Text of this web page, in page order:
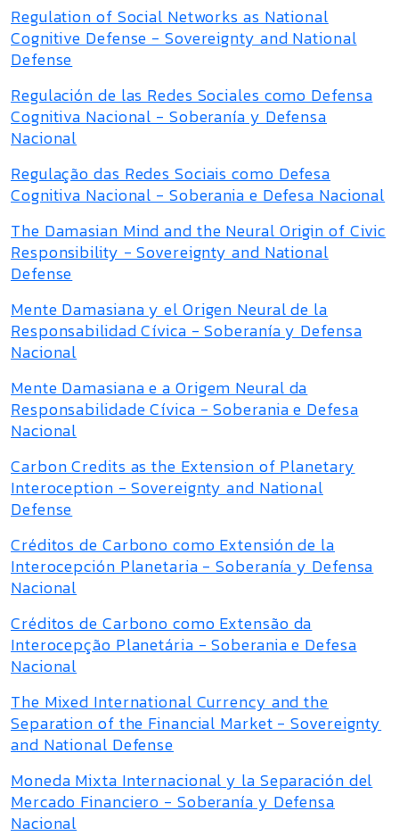
Regulation of Social Networks as National
Cognitive Defense - Sovereignty and National
Defense
Regulación de las Redes Sociales como Defensa
Cognitiva Nacional - Soberanía y Defensa
Nacional
Regulação das Redes Sociais como Defesa
Cognitiva Nacional - Soberania e Defesa Nacional
The Damasian Mind and the Neural Origin of Civic
Responsibility - Sovereignty and National
Defense
Mente Damasiana y el Origen Neural de la
Responsabilidad Cívica - Soberanía y Defensa
Nacional
Mente Damasiana e a Origem Neural da
Responsabilidade Cívica - Soberania e Defesa
Nacional
Carbon Credits as the Extension of Planetary
Interoception - Sovereignty and National
Defense
Créditos de Carbono como Extensión de la
Interocepción Planetaria - Soberanía y Defensa
Nacional
Créditos de Carbono como Extensão da
Interocepção Planetária - Soberania e Defesa
Nacional
The Mixed International Currency and the
Separation of the Financial Market - Sovereignty
and National Defense
Moneda Mixta Internacional y la Separación del
Mercado Financiero - Soberanía y Defensa
Nacional